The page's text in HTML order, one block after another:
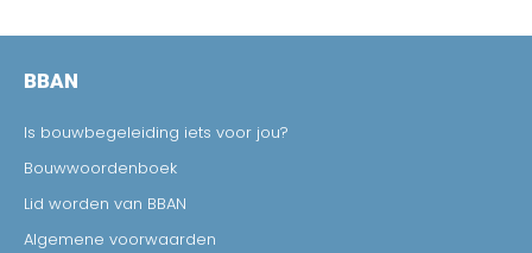
BBAN
Is bouwbegeleiding iets voor jou?
Bouwwoordenboek
Lid worden van BBAN
Algemene voorwaarden